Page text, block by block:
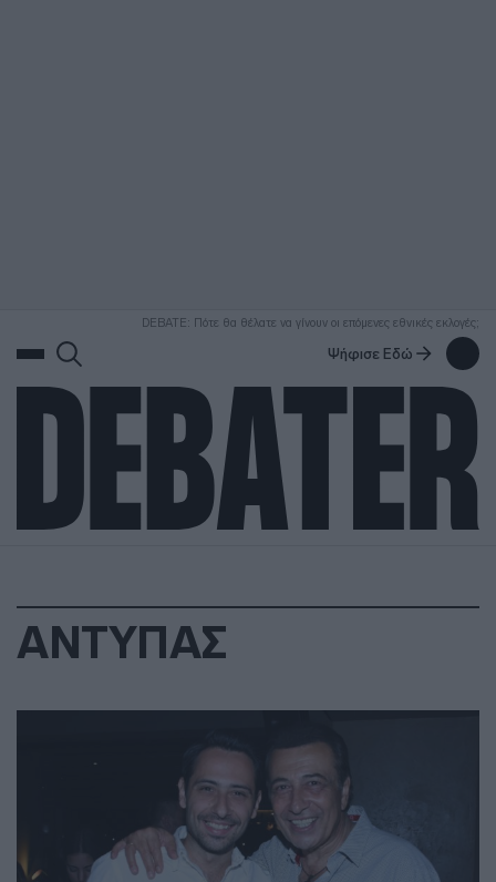
DEBATE: Πότε θα θέλατε να γίνουν οι επόμενες εθνικές εκλογές;
Ψήφισε Εδώ
ΑΝΤΥΠΑΣ